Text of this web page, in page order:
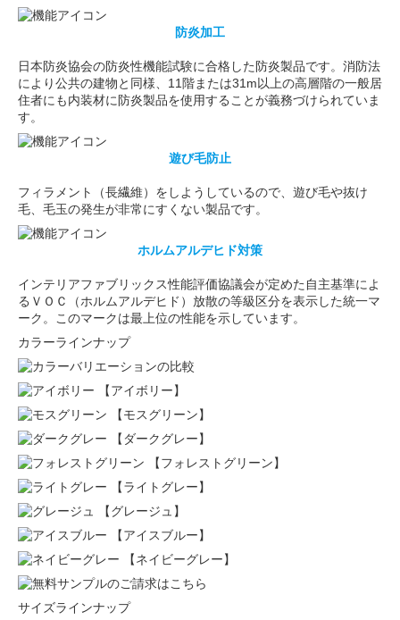
防炎加工
日本防炎協会の防炎性機能試験に合格した防炎製品です。消防法
により公共の建物と同様、11階または31m以上の高層階の一般居
住者にも内装材に防炎製品を使用することが義務づけられていま
す。
遊び毛防止
フィラメント（長繊維）をしようしているので、遊び毛や抜け
毛、毛玉の発生が非常にすくない製品です。
ホルムアルデヒド対策
インテリアファブリックス性能評価協議会が定めた自主基準によ
るＶＯＣ（ホルムアルデヒド）放散の等級区分を表示した統一マ
ーク。このマークは最上位の性能を示しています。
カラーラインナップ
【アイボリー】
【モスグリーン】
【ダークグレー】
【フォレストグリーン】
【ライトグレー】
【グレージュ】
【アイスブルー】
【ネイビーグレー】
サイズラインナップ